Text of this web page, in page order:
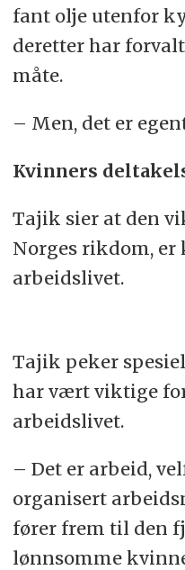
fant olje utenfor
deretter har
måte.
– Men, det er
Kvinners
Tajik sier at den
Norges rikdom, er
arbeidslivet.
Tajik peker
har vært viktige
arbeidslivet.
– Det er arbeid,
organisert
fører frem til den
lønnsomme